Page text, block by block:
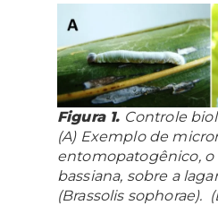
Figura 1. Controle
(A) Exemplo de
entomopatogênico, o
bassiana, sobre a
(Brassolis sophorae).